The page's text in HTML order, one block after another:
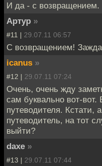
И да - с возвращением.
Артур »
#11 | 29.07.11 06:57
С возвращением!
icanus »
#12 | 29.07.11 07:24
Очень, очень жду
сам буквально вот-вот.
путеводителя. Кстати,
путеводитель, на тот
выйти?
daxe »
#13 | 29.07.11 07:44